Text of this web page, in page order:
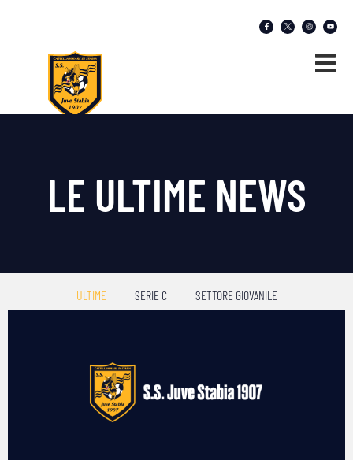
LE ULTIME NEWS
ULTIME SERIE C SETTORE GIOVANILE